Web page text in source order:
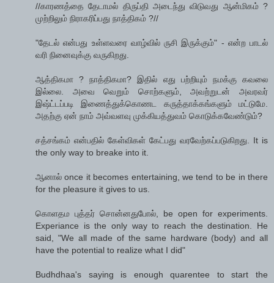
//காரணத்தை தேடாமல் திருப்தி அடைந்து விடுவது ஆன்மிகம் ?
முற்றிலும் நிராகரிப்பது நாத்திகம் ?//
"தேடல் என்பது உள்ளவரை வாழ்வில் ருசி இருக்கும்" - என்ற பாடல்
வரி நினைவுக்கு வருகிறது.
ஆத்திகமா ? நாத்திகமா? இதில் எது பற்றியும் நமக்கு கவலை
இல்லை. அவை வெறும் சொற்களும், அவற்றுடன் அவரவர்
இஷ்ட்டப்படி இணைத்துக்கொணட கருத்தாக்கங்களும் மட்டுமே.
அதற்கு ஏன் நாம் அவ்வளவு முக்கியத்துவம் கொடுக்கவேண்டும்?
சத்சங்கம் என்பதில் கேள்விகள் கேட்பது வரவேற்கப்படுகிறது. It is
the only way to breake into it.
ஆனால் once it becomes entertaining, we tend to be in there
for the pleasure it gives to us.
கொளதம புத்தர் சொன்னதுபோல், be open for experiments.
Experiance is the only way to reach the destination. He
said, "We all made of the same hardware (body) and all
have the potential to realize what I did"
Budhdhaa's saying is enough quarentee to start the